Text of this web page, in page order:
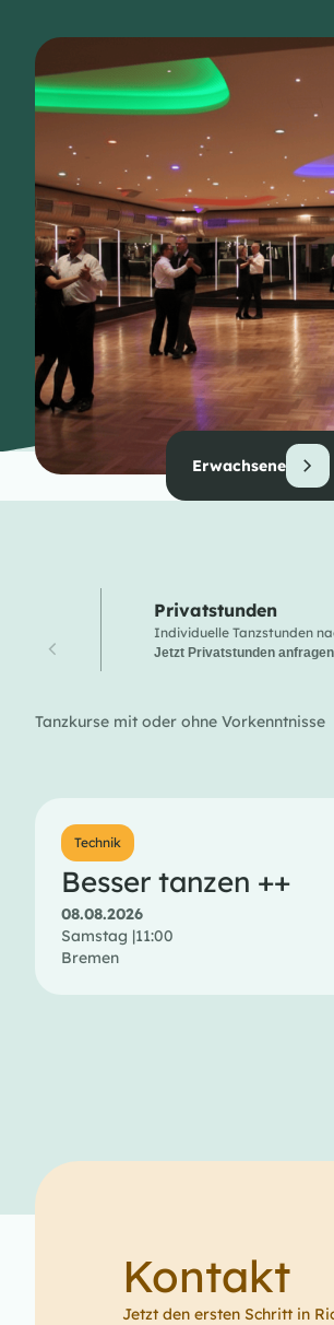
Erwachsene
Privatstunden
Individuelle Tanzstunden
Jetzt Privatstunden
Tanzkurse mit oder ohne Vorkenntnisse
Technik
Besser tanzen ++
08.08.2026
Samstag |11:00
Bremen
Kontakt
Jetzt den ersten Schritt in